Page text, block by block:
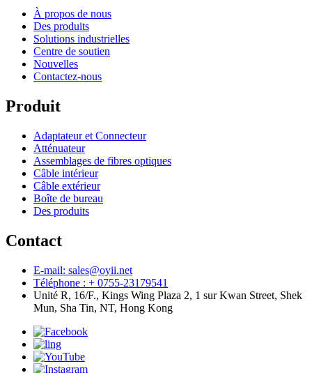
À propos de nous
Des produits
Solutions industrielles
Centre de soutien
Nouvelles
Contactez-nous
Produit
Adaptateur et Connecteur
Atténuateur
Assemblages de fibres optiques
Câble intérieur
Câble extérieur
Boîte de bureau
Des produits
Contact
E-mail: sales@oyii.net
Téléphone : + 0755-23179541
Unité R, 16/F., Kings Wing Plaza 2, 1 sur Kwan Street, Shek
Mun, Sha Tin, NT, Hong Kong